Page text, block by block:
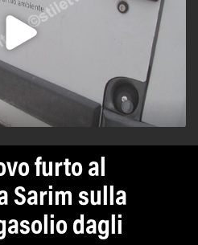
furto al
Sarim sulla
dagli